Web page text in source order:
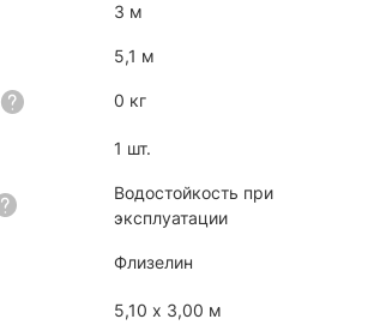
3 м
5,1 м
0 кг
1 шт.
Водостойкость при
эксплуатации
Флизелин
5,10 x 3,00 м